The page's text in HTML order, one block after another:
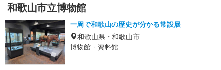
和歌山市立博物館
一周で和歌山の歴史が分かる常設展
和歌山県・和歌山市
博物館・資料館